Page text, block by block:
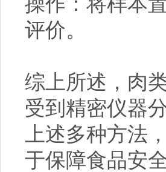
评价。
综上所述，肉
受到精密仪器
上述多种方法
于保障食品安